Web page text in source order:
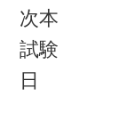
次本
試験
日